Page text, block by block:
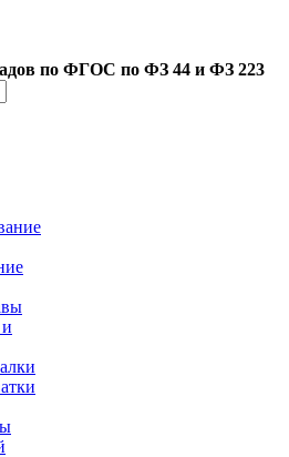
по ФГОC по ФЗ 44 и ФЗ 223